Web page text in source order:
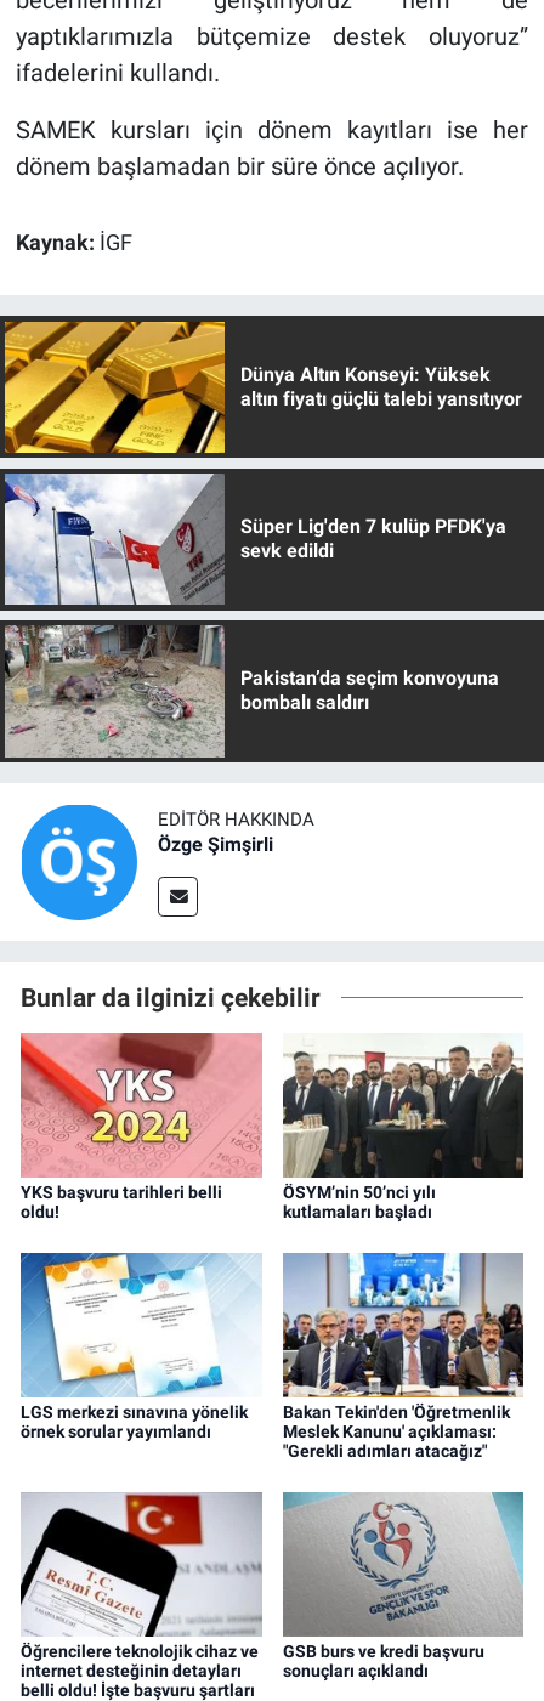
yaptıklarımızla bütçemize destek oluyoruz”
ifadelerini kullandı.
SAMEK kursları için dönem kayıtları ise her
dönem başlamadan bir süre önce açılıyor.
Kaynak: İGF
Dünya Altın Konseyi: Yüksek
altın fiyatı güçlü talebi yansıtıyor
Süper Lig'den 7 kulüp PFDK'ya
sevk edildi
Pakistan’da seçim konvoyuna
bombalı saldırı
EDITÖR HAKKINDA
Özge Şimşirli
Bunlar da ilginizi çekebilir
YKS başvuru tarihleri belli
oldu!
ÖSYM’nin 50’nci yılı
kutlamaları başladı
LGS merkezi sınavına yönelik
örnek sorular yayımlandı
Bakan Tekin'den 'Öğretmenlik
Meslek Kanunu' açıklaması:
"Gerekli adımları atacağız"
Öğrencilere teknolojik cihaz ve
internet desteğinin detayları
belli oldu! İşte başvuru şartları
GSB burs ve kredi başvuru
sonuçları açıklandı